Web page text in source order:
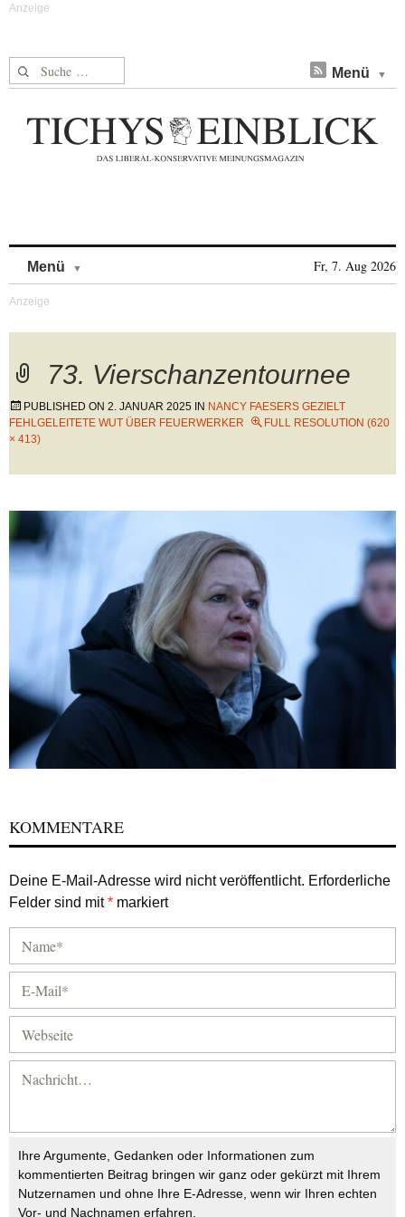
Suche nach: Menü
Menü Fr, 7. Aug 2026
73. Vierschanzentournee
PUBLISHED ON 2. JANUAR 2025 IN NANCY FAESERS GEZIELT
FEHLGELEITETE WUT ÜBER FEUERWERKER
FULL RESOLUTION (620
× 413)
KOMMENTARE
Deine E-Mail-Adresse wird nicht veröffentlicht. Erforderliche
Felder sind mit* markiert
Ihre Argumente, Gedanken oder Informationen zum
kommentierten Beitrag bringen wir ganz oder gekürzt mit Ihrem
Nutzernamen und ohne Ihre E-Adresse, wenn wir Ihren echten
Vor- und Nachnamen erfahren.